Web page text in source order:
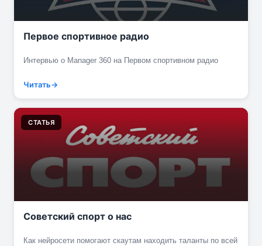
Первое спортивное радио
Интервью о Manager 360 на Первом спортивном радио
Читать
СТАТЬЯ
Советский спорт о нас
Как нейросети помогают скаутам находить таланты по всей